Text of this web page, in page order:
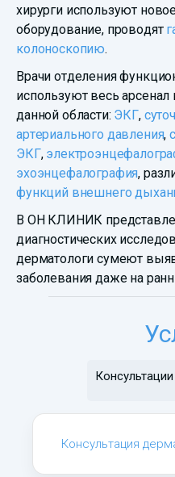
хирурги используют
оборудование, проводят
колоноскопию.
Врачи отделения
используют весь
данной области: ЭКГ,
артериального давления,
ЭКГ,
эхоэнцефалография,
функций внешнего
В ОН КЛИНИК
диагностических
дерматологи сумеют
заболевания даже на
Консультации
Консультация